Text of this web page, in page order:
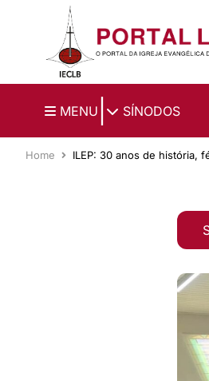
Ir para o conteúdo principal
MENU SÍNODOS
Home ILEP: 30 anos de história,